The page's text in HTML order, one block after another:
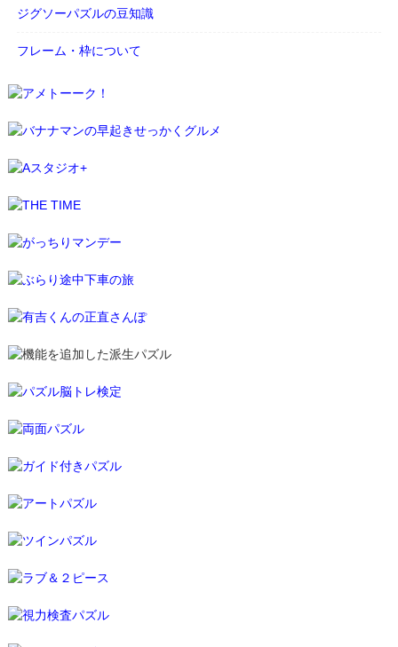
ジグソーパズルの豆知識
フレーム・枠について